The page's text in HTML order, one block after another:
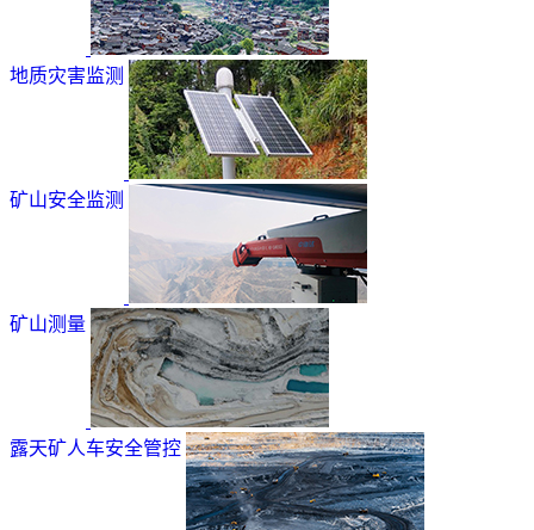
地质灾害监测
矿山安全监测
矿山测量
露天矿人车安全管控